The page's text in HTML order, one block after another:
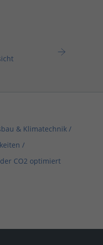
& Klimatechnik /
/
CO2 optimiert
/